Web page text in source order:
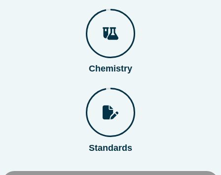
Chemistry
Standards